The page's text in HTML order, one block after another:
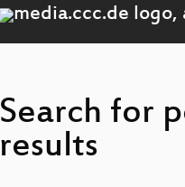
Search for
results